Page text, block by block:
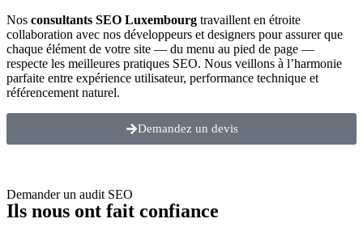
Nos consultants SEO Luxembourg travaillent en étroite
collaboration avec nos développeurs et designers pour assurer que
chaque élément de votre site — du menu au pied de page —
respecte les meilleures pratiques SEO. Nous veillons à l’harmonie
parfaite entre expérience utilisateur, performance technique et
référencement naturel.
Demandez un devis
Demander un audit SEO
Ils nous ont fait confiance